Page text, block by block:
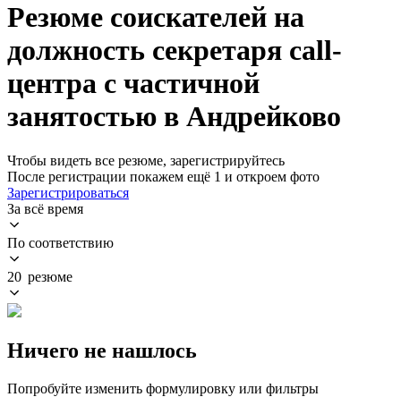
Резюме соискателей на
должность секретаря call-
центра с частичной
занятостью в Андрейково
Чтобы видеть все резюме, зарегистрируйтесь
После регистрации покажем ещё 1 и откроем фото
Зарегистрироваться
За всё время
По соответствию
20 резюме
Ничего не нашлось
Попробуйте изменить формулировку или фильтры